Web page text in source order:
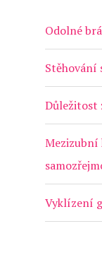
Odolné
Stěhování
Důležitost
Mezizubní
Vyklízení